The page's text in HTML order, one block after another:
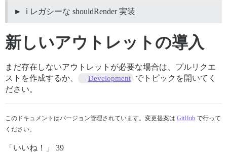
ℹ️ レガシーな shouldRender 実装
新しいアウトレットの導入
まだ存在しないアウトレットが必要な場合は、プルリクエ
ストを作成するか、
Development
でトピックを開いてく
ださい。
このドキュメントはバージョン管理されています。変更提案は GitHub で行って
ください。
「いいね！」 39